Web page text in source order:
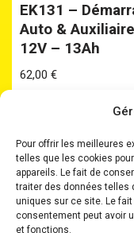
Pour offrir les meilleures
telles que les cookies
appareils. Le fait de
traiter des données telles
uniques sur ce site. Le
consentement peut avoir
et fonctions.
EK131 –
Auto &
12V – 13Ah
62,00 €
Accueil Batteries